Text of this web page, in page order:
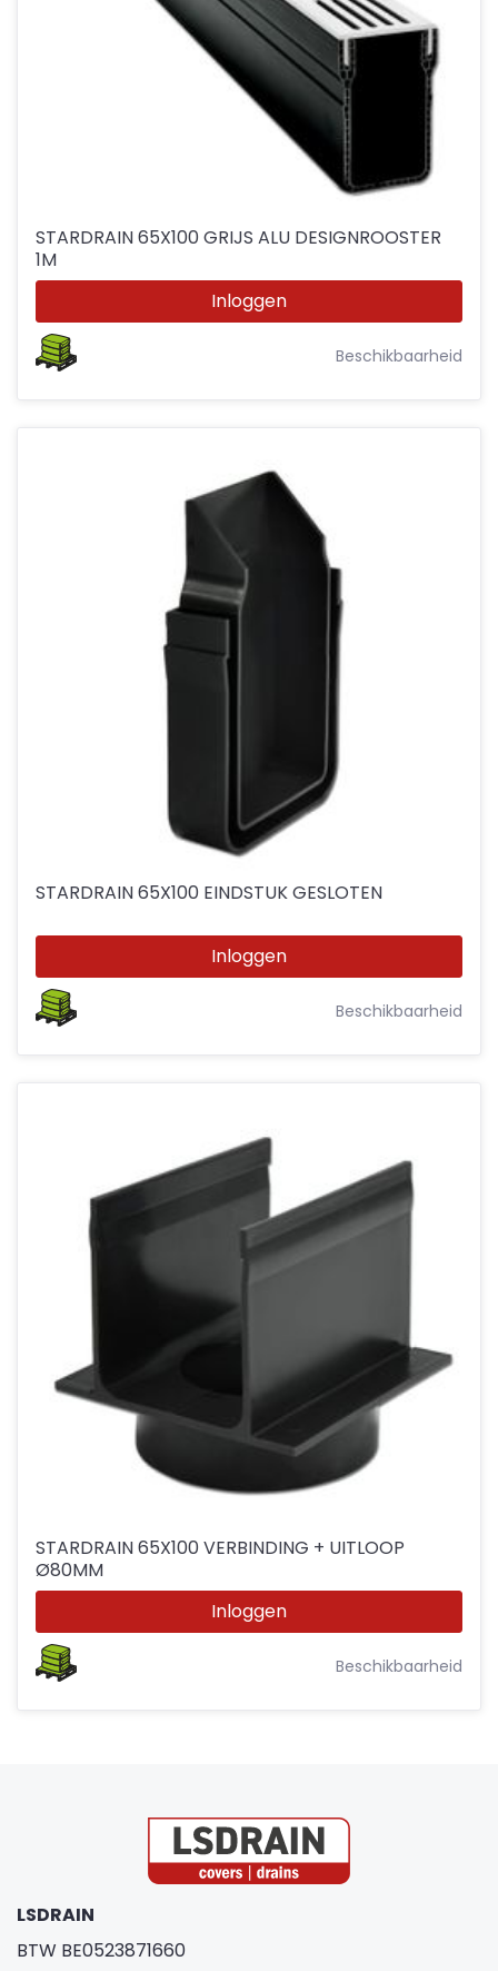
STARDRAIN 65X100 GRIJS ALU DESIGNROOSTER
1M
Inloggen
Beschikbaarheid
STARDRAIN 65X100 EINDSTUK GESLOTEN
Inloggen
Beschikbaarheid
STARDRAIN 65X100 VERBINDING + UITLOOP
Ø80MM
Inloggen
Beschikbaarheid
LSDRAIN
BTW BE0523871660